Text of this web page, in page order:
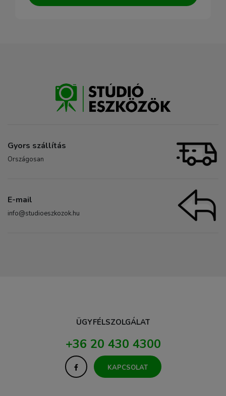
Gyors szállítás
Országosan
E-mail
info@studioeszkozok.hu
ÜGYFÉLSZOLGÁLAT
+36 20 430 4300
KAPCSOLAT